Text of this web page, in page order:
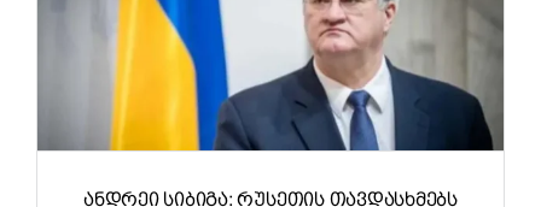
ᲐᲜᲓᲠᲔᲘ ᲡᲘᲑᲘᲒᲐ: ᲠᲣᲡᲔᲗᲘᲡ ᲗᲐᲕᲓᲐᲡᲮᲛᲔᲑᲡ